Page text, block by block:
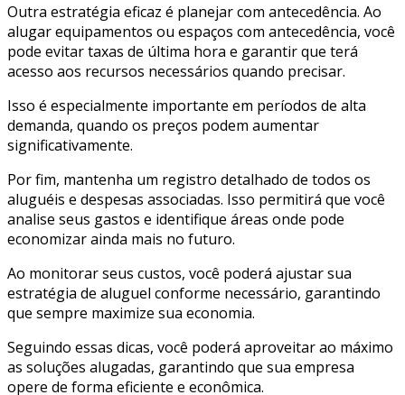
Outra estratégia eficaz é planejar com antecedência. Ao
alugar equipamentos ou espaços com antecedência, você
pode evitar taxas de última hora e garantir que terá
acesso aos recursos necessários quando precisar.
Isso é especialmente importante em períodos de alta
demanda, quando os preços podem aumentar
significativamente.
Por fim, mantenha um registro detalhado de todos os
aluguéis e despesas associadas. Isso permitirá que você
analise seus gastos e identifique áreas onde pode
economizar ainda mais no futuro.
Ao monitorar seus custos, você poderá ajustar sua
estratégia de aluguel conforme necessário, garantindo
que sempre maximize sua economia.
Seguindo essas dicas, você poderá aproveitar ao máximo
as soluções alugadas, garantindo que sua empresa
opere de forma eficiente e econômica.